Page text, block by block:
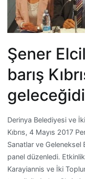
Şener
barış
Derinya Belediyesi ve
Kıbrıs, 4 Mayıs 2017
Sanatlar ve Geleneksel
panel düzenledi.
Karayiannis ve İki